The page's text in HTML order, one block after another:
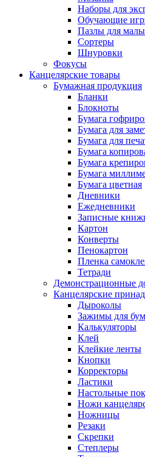
Наборы для
Обучающие
Пазлы для
Сортеры
Шнуровки
Фокусы
Канцелярские товары
Бумажная продукция
Бланки
Блокноты
Бумага
Бумага для
Бумага для
Бумага
Бумага
Бумага
Бумага цветная
Дневники
Ежедневники
Записные
Картон
Конверты
Пенокартон
Пленка
Тетради
Демонстрационные
Канцелярские
Дыроколы
Зажимы для
Калькуляторы
Клей
Клейкие ленты
Кнопки
Корректоры
Ластики
Настольные
Ножи
Ножницы
Резаки
Скрепки
Степлеры